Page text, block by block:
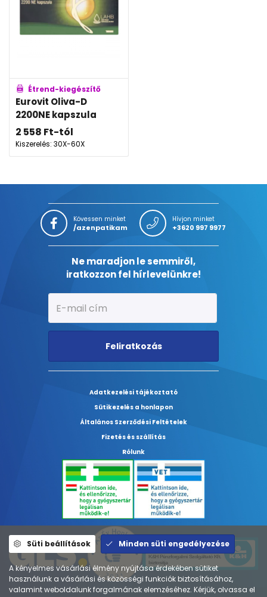
Étrend-kiegészítő
Eurovit Oliva-D
2200NE kapszula
2 558 Ft-tól
Kiszerelés: 30X-60X
Kövessen minket
/azenpatikam
Hívjon minket
+3620 997 9977
Ne maradjon le semmiről,
iratkozzon fel hírlevelünkre!
Feliratkozás
Adatkezelési tájékoztató
Sütikezelés a honlapon
Általános Szerződési Feltételek
Fizetés és szállítás
Rólunk
Süti beállítások Minden süti engedélyezése
A kényelmes vásárlási élmény nyújtása érdekében sütiket
használunk a vásárlási és közösségi funkciók biztosításához,
valamint weboldalunk forgalmának elemzéséhez. Kérjük, olvassa el